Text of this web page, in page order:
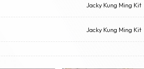
Jacky Kung Ming Kit
Jacky Kung Ming Kit